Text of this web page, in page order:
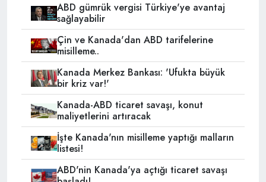
ABD gümrük vergisi Türkiye'ye avantaj
sağlayabilir
Çin ve Kanada'dan ABD tarifelerine
misilleme..
Kanada Merkez Bankası: 'Ufukta büyük
bir kriz var!'
Kanada-ABD ticaret savaşı, konut
maliyetlerini artıracak
İşte Kanada'nın misilleme yaptığı malların
listesi!
ABD'nin Kanada'ya açtığı ticaret savaşı